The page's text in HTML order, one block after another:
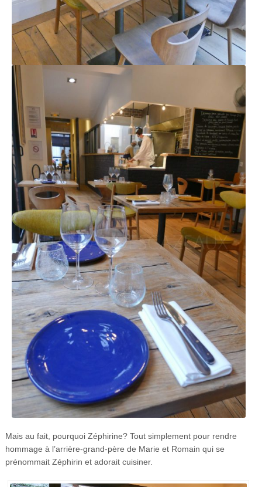
Mais au fait, pourquoi Zéphirine? Tout simplement pour rendre
hommage à l’arrière-grand-père de Marie et Romain qui se
prénommait Zéphirin et adorait cuisiner.